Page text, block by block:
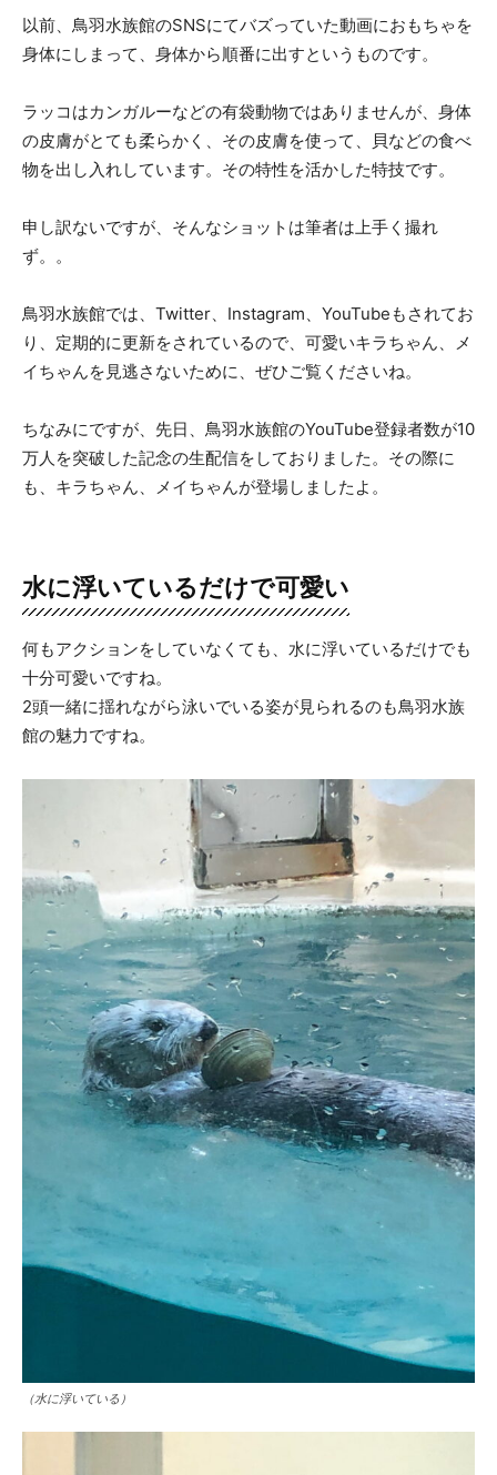
以前、鳥羽水族館のSNSにてバズっていた動画におもちゃを
身体にしまって、身体から順番に出すというものです。
ラッコはカンガルーなどの有袋動物ではありませんが、身体
の皮膚がとても柔らかく、その皮膚を使って、貝などの食べ
物を出し入れしています。その特性を活かした特技です。
申し訳ないですが、そんなショットは筆者は上手く撮れ
ず。。
鳥羽水族館では、Twitter、Instagram、YouTubeもされてお
り、定期的に更新をされているので、可愛いキラちゃん、メ
イちゃんを見逃さないために、ぜひご覧くださいね。
ちなみにですが、先日、鳥羽水族館のYouTube登録者数が10
万人を突破した記念の生配信をしておりました。その際に
も、キラちゃん、メイちゃんが登場しましたよ。
水に浮いているだけで可愛い
何もアクションをしていなくても、水に浮いているだけでも
十分可愛いですね。
2頭一緒に揺れながら泳いでいる姿が見られるのも鳥羽水族
館の魅力ですね。
（水に浮いている）